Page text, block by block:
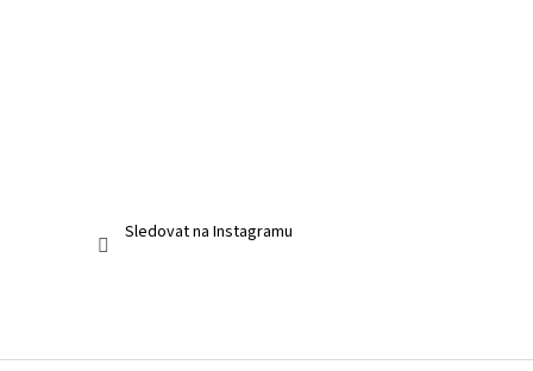
Sledovat na Instagramu